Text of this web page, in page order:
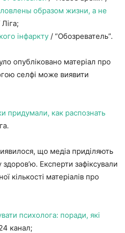
образом жизни, а не
Ліга;
інфаркту / “Обозреватель”.
опубліковано матеріал про
селфі може виявити
придумали, как распознать
що медіа приділяють
Експерти зафіксували
кількості матеріалів про
психолога: поради, які
канал;